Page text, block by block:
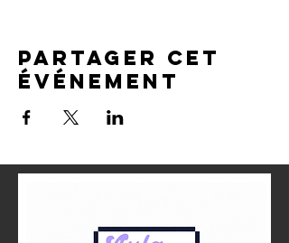
Partager cet
événement